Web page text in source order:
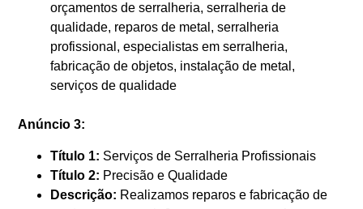
orçamentos de serralheria, serralheria de
qualidade, reparos de metal, serralheria
profissional, especialistas em serralheria,
fabricação de objetos, instalação de metal,
serviços de qualidade
Anúncio 3:
Título 1: Serviços de Serralheria Profissionais
Título 2: Precisão e Qualidade
Descrição: Realizamos reparos e fabricação de